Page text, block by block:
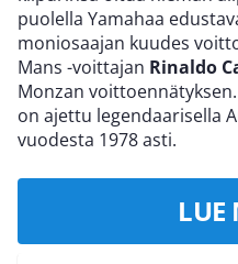
puolella Yamahaa
moniosaajan kuudes
Mans -voittajan Rinaldo
Monzan
on ajettu legendaarisella
vuodesta 1978 asti.
LUE